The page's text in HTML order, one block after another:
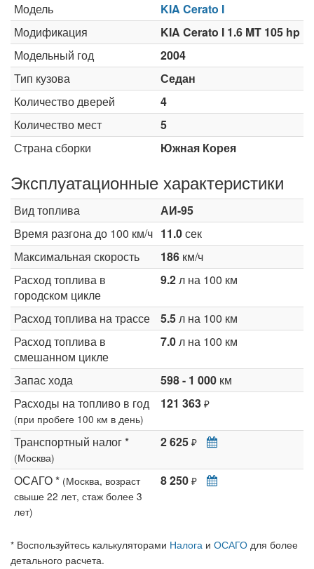
Модель
KIA Cerato I
Модификация
KIA Cerato I 1.6 MT 105 hp
Модельный год
2004
Тип кузова
Седан
Количество дверей
4
Количество мест
5
Страна сборки
Южная Корея
Эксплуатационные характеристики
Вид топлива
АИ-95
Время разгона до 100 км/ч 11.0сек
Максимальная скорость
186 км/ч
Расход топлива в
городском цикле
9.2л на 100 км
Расход топлива на трассе 5.5л на 100 км
Расход топлива в
смешанном цикле
7.0л на 100 км
Запас хода 598 - 1 000 км
Расходы на топливо в год
(при пробеге 100 км в день)
121 363 ₽
Транспортный налог *
(Москва)
2 625 ₽
ОСАГО * (Москва, возраст
свыше 22 лет, стаж более 3
лет)
8 250 ₽
* Воспользуйтесь калькуляторами Налога и ОСАГО для более
детального расчета.